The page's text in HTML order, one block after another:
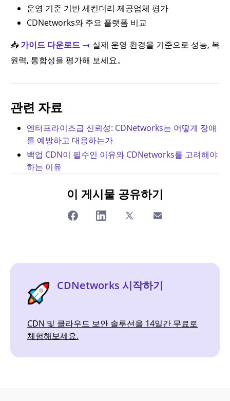
운영 기준 기반 세컨더리 제공업체 평가
CDNetworks와 주요 플랫폼 비교
📥 가이드 다운로드 → 실제 운영 환경을 기준으로 성능, 복
원력, 통합성을 평가해 보세요。
관련 자료
엔터프라이즈급 신뢰성: CDNetworks는 어떻게 장애
를 예방하고 대응하는가
백업 CDN이 필수인 이유와 CDNetworks를 고려해야
하는 이유
이 게시물 공유하기
CDNetworks 시작하기
CDN 및 클라우드 보안 솔루션을 14일간 무료로
체험해보세요.